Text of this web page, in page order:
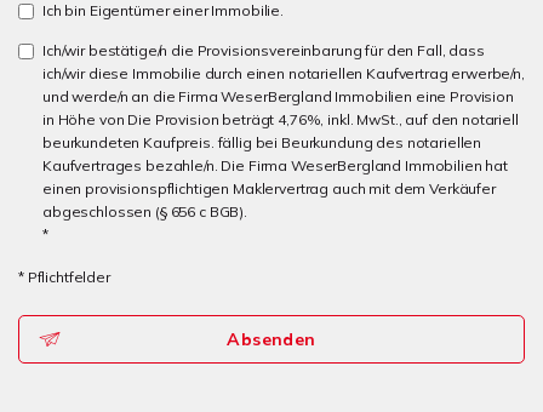
Ich bin Eigentümer einer Immobilie.
Ich/wir bestätige/n die Provisionsvereinbarung für den Fall, dass
ich/wir diese Immobilie durch einen notariellen Kaufvertrag erwerbe/n,
und werde/n an die Firma WeserBergland Immobilien eine Provision
in Höhe von Die Provision beträgt 4,76%, inkl. MwSt., auf den notariell
beurkundeten Kaufpreis. fällig bei Beurkundung des notariellen
Kaufvertrages bezahle/n. Die Firma WeserBergland Immobilien hat
einen provisionspflichtigen Maklervertrag auch mit dem Verkäufer
abgeschlossen (§ 656 c BGB).
*
* Pflichtfelder
Absenden